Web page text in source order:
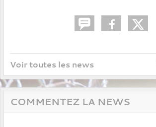
Voir toutes les news
COMMENTEZ LA NEWS